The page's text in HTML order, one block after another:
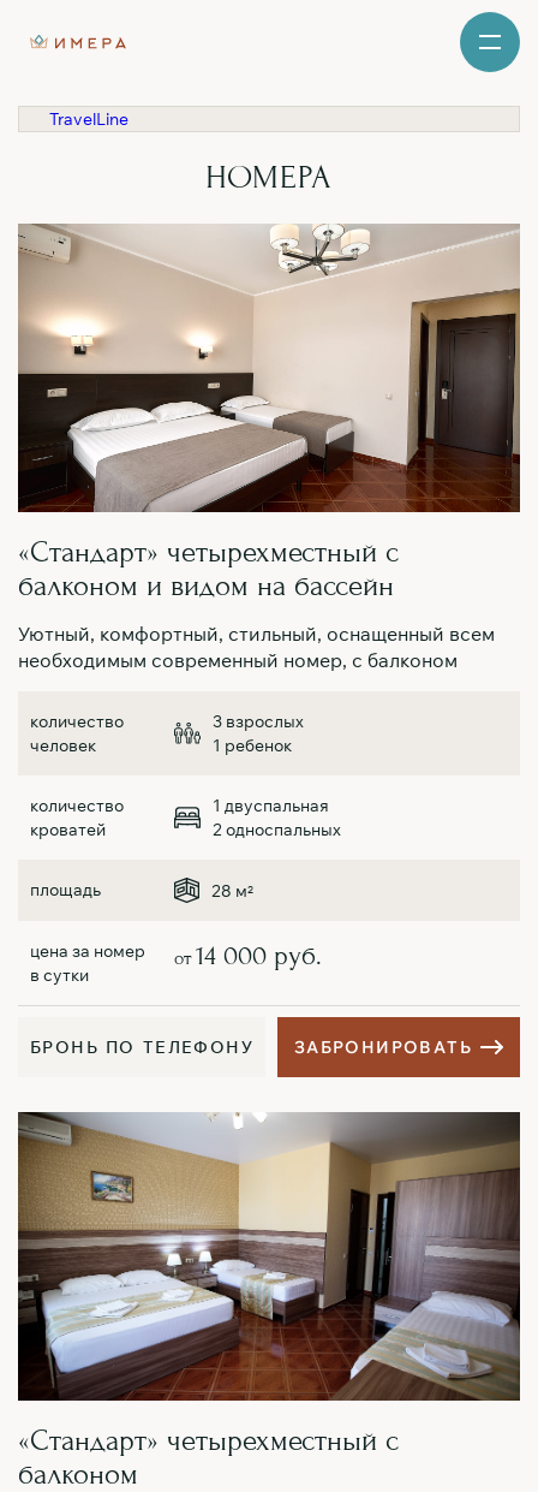
TravelLine
НОМЕРА
«Стандарт» четырехместный с
балконом и видом на бассейн
Уютный, комфортный, стильный, оснащенный всем
необходимым современный номер, с балконом
3 взрослых
1 ребенок
1 двуспальная
2 односпальных
28 м2
от14 000 руб.
БРОН Ь ПО ТЕЛЕФОНУ ЗАБРО НИ РОВАТ Ь
«Стандарт» четырехместный с
балконом